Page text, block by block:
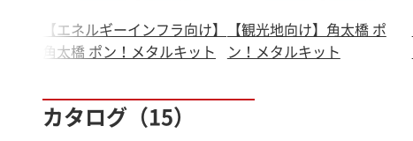
【エネルギーインフラ向け】
角太橋 ポン！メタルキット
【観光地向け】角太橋 ポ
ン！メタルキット
カタログ（15）